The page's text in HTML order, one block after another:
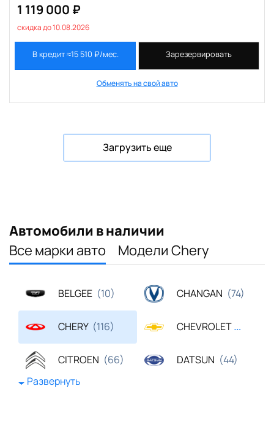
1 119 000 ₽
скидка до 10.08.2026
В кредит ≈15 510 ₽/мес. Зарезервировать
Обменять на свой авто
Загрузить еще
Автомобили в наличии
Все марки авто
Модели Chery
BELGEE (10) CHANGAN (74)
CHERY (116) CHEVROLET (23)
CITROEN (66) DATSUN (44)
Развернуть